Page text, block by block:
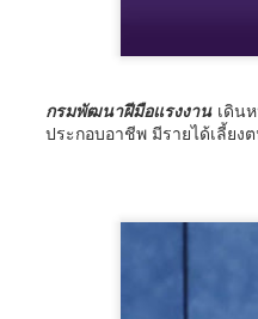
กรมพัฒนาฝีมือแรงงานเดินห
ประกอบอาชีพ มีรายได้เลี้ยง